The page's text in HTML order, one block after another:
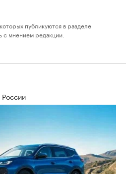
публикуются в разделе
с мнением редакции.